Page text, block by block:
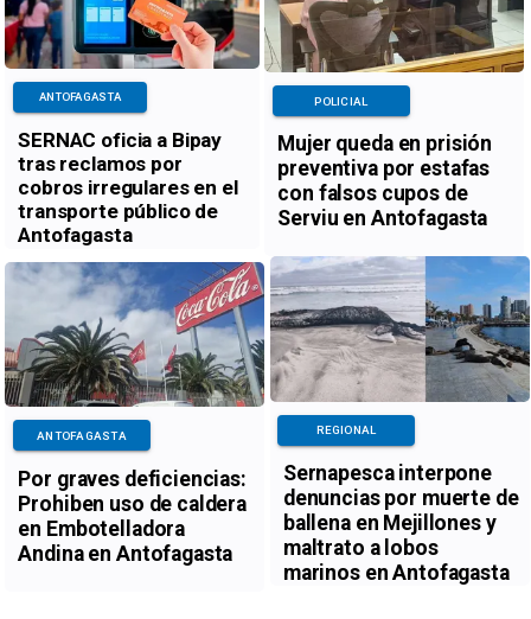
SERNAC oficia a Bipay
tras reclamos por
cobros irregulares en el
transporte público de
Antofagasta
ANTOFAGASTA
Mujer queda en prisión
preventiva por estafas
con falsos cupos de
Serviu en Antofagasta
POLICIAL
Por graves deficiencias:
Prohiben uso de caldera
en Embotelladora
Andina en Antofagasta
ANTOFAGASTA
Sernapesca interpone
denuncias por muerte de
ballena en Mejillones y
maltrato a lobos
marinos en Antofagasta
REGIONAL